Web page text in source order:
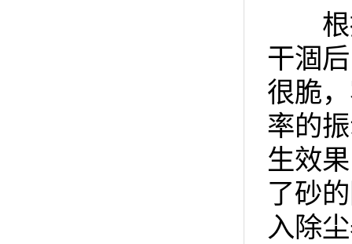
根据
干涸
很脆
率的
生效
了砂
入除